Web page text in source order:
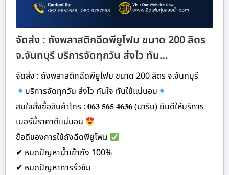
จัดส่ง : ถังพลาสติกฉีดพียูโฟม ขนาด 200 ลิตร
จ.จันทบุรี บริการจัดทุกวัน ส่งไว ทัน…
จัดส่ง : ถังพลาสติกฉีดพียูโฟม ขนาด 200 ลิตร จ.จันทบุรี
บริการจัดทุกวัน ส่งไว ทันใจ ทันใช้แน่นอน
สนใจสั่งซื้อสินค้าโทร : 𝟎𝟔𝟑 𝟓𝟔𝟓 𝟒𝟔𝟑𝟔 (นาริน) ยินดีให้บริการ
เบอร์นี้ราคาดีแน่นอน
ข้อดีของการใช้ถังฉีดพียูโฟม
✔ หมดปัญหาน้ำเข้าถัง 100%
✔ หมดปัญหาการรั่วซึม